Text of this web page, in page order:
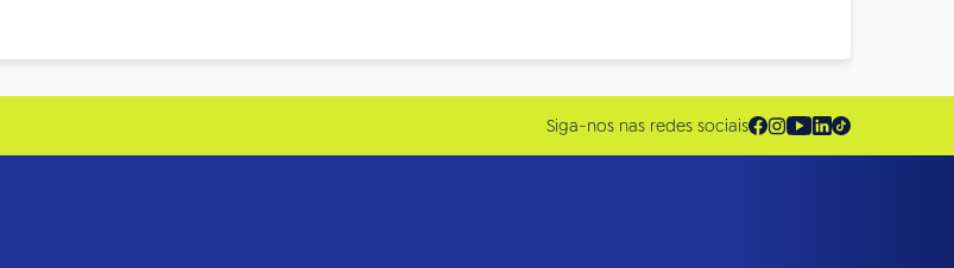
Siga-nos nas redes sociais